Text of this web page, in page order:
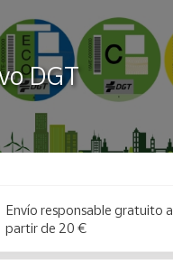
DGT
Envío responsable gratuito a
partir de 20 €